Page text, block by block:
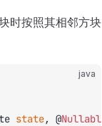
时按照其相邻方块
java
state, @Nullable